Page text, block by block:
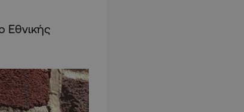
Εθνικής